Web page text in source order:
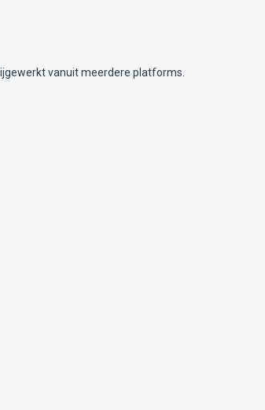
vanuit meerdere platforms.